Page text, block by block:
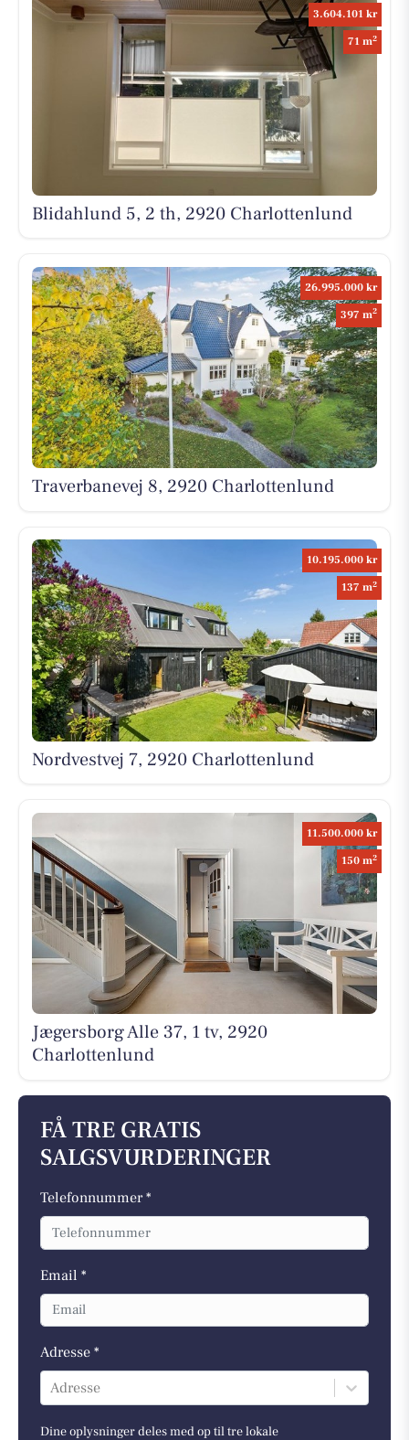
3.604.101 kr
71 m2
Blidahlund 5, 2 th, 2920 Charlottenlund
26.995.000 kr
397 m2
Traverbanevej 8, 2920 Charlottenlund
10.195.000 kr
137 m2
Nordvestvej 7, 2920 Charlottenlund
11.500.000 kr
150 m2
Jægersborg Alle 37, 1 tv, 2920
Charlottenlund
FÅ TRE GRATIS
SALGSVURDERINGER
Telefonnummer *
Email *
Adresse *
Adresse
Dine oplysninger deles med op til tre lokale